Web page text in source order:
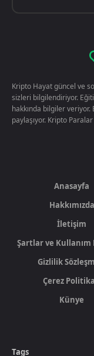
Kripto Hayat güncel ve
sizleri bilgilendiriyor.
hakkında bilgiler
paylaşıyor. Kripto
Anasayfa
Hakkımızda
İletişim
Şartlar ve Kullanım
Gizlilik
Çerez
Künye
Tags